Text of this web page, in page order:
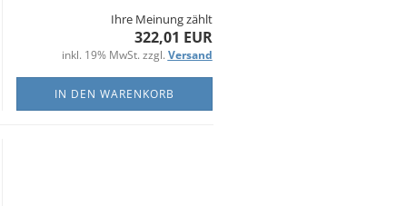
Ihre Meinung zählt
322,01 EUR
inkl. 19% MwSt. zzgl. Versand
IN DEN WARENKORB